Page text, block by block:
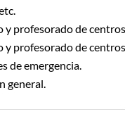
y profesorado de
y profesorado de
de emergencia.
general.